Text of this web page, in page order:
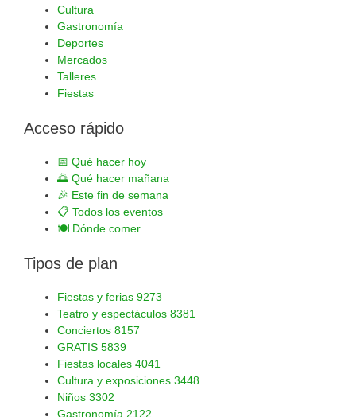
Cultura
Gastronomía
Deportes
Mercados
Talleres
Fiestas
Acceso rápido
📅 Qué hacer hoy
🌅 Qué hacer mañana
🎉 Este fin de semana
📋 Todos los eventos
🍽️ Dónde comer
Tipos de plan
Fiestas y ferias 9273
Teatro y espectáculos 8381
Conciertos 8157
GRATIS 5839
Fiestas locales 4041
Cultura y exposiciones 3448
Niños 3302
Gastronomía 2122